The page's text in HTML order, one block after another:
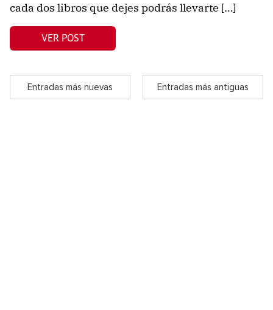
cada dos libros que dejes podrás llevarte […]
VER POST
Entradas más nuevas Entradas más antiguas